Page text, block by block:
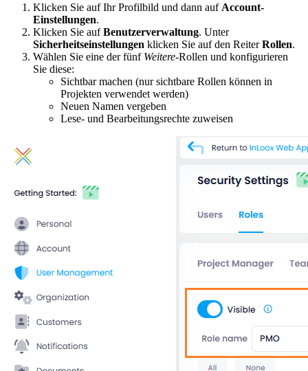
Klicken Sie auf Ihr Profilbild und dann auf Account-
Einstellungen.
Klicken Sie aufBenutzerverwaltung. Unter
Sicherheitseinstellungen klicken Sie auf den ReiterRollen.
Wählen Sie eine der fünf Weitere-Rollen und konfigurieren
Sie diese:
Sichtbar machen (nur sichtbare Rollen können in
Projekten verwendet werden)
Neuen Namen vergeben
Lese- und Bearbeitungsrechte zuweisen